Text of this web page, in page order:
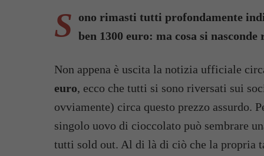
S ono rimasti tutti profondamente
ben 1300 euro: ma cosa si
Non appena è uscita la notizia ufficiale
euro, ecco che tutti si sono riversati sui
ovviamente) circa questo prezzo assurdo.
singolo uovo di cioccolato può sembrare
tutti sold out. Al di là di ciò che la propria